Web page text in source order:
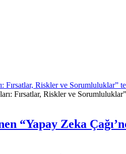
Riskler ve Sorumluluklar”
“Yapay Zeka